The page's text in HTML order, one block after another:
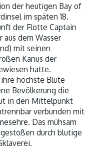
der heutigen Bay of
im späten 18.
der Flotte Captain
aus dem Wasser
mit seinen
Kanus der
hatte.
höchste Blüte
Bevölkerung die
in den Mittelpunkt
verbunden mit
Das mühsam
durch blutige